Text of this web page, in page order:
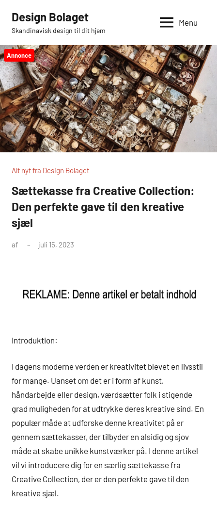
indhold
Design Bolaget
Skandinavisk design til dit hjem
Menu
Annonce
Alt nyt fra Design Bolaget
Sættekasse fra Creative Collection:
Den perfekte gave til den kreative
sjæl
af juli 15, 2023
Introduktion:
I dagens moderne verden er kreativitet blevet en livsstil
for mange. Uanset om det er i form af kunst,
håndarbejde eller design, værdsætter folk i stigende
grad muligheden for at udtrykke deres kreative sind. En
populær måde at udforske denne kreativitet på er
gennem sættekasser, der tilbyder en alsidig og sjov
måde at skabe unikke kunstværker på. I denne artikel
vil vi introducere dig for en særlig sættekasse fra
Creative Collection, der er den perfekte gave til den
kreative sjæl.